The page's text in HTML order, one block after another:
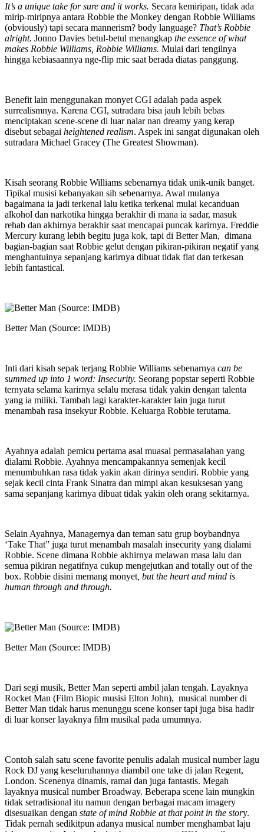
It’s a unique take for sure and it works. Secara kemiripan, tidak ada
mirip-miripnya antara Robbie the Monkey dengan Robbie Williams
(obviously) tapi secara mannerism? body language? That’s Robbie
alright. Jonno Davies betul-betul menangkap the essence of what
makes Robbie Williams, Robbie Williams. Mulai dari tengilnya
hingga kebiasaannya nge-flip mic saat berada diatas panggung.
Benefit lain menggunakan monyet CGI adalah pada aspek
surrealismnya. Karena CGI, sutradara bisa jauh lebih bebas
menciptakan scene-scene di luar nalar nan dreamy yang kerap
disebut sebagai heightened realism. Aspek ini sangat digunakan oleh
sutradara Michael Gracey (The Greatest Showman).
Kisah seorang Robbie Williams sebenarnya tidak unik-unik banget.
Tipikal musisi kebanyakan sih sebenarnya. Awal mulanya
bagaimana ia jadi terkenal lalu ketika terkenal mulai kecanduan
alkohol dan narkotika hingga berakhir di mana ia sadar, masuk
rehab dan akhirnya berakhir saat mencapai puncak karirnya. Freddie
Mercury kurang lebih begitu juga kok, tapi di Better Man, dimana
bagian-bagian saat Robbie gelut dengan pikiran-pikiran negatif yang
menghantuinya sepanjang karirnya dibuat tidak flat dan terkesan
lebih fantastical.
Better Man (Source: IMDB)
Inti dari kisah sepak terjang Robbie Williams sebenarnya can be
summed up into 1 word: Insecurity. Seorang popstar seperti Robbie
ternyata selama karirnya selalu merasa tidak yakin dengan talenta
yang ia miliki. Tambah lagi karakter-karakter lain juga turut
menambah rasa insekyur Robbie. Keluarga Robbie terutama.
Ayahnya adalah pemicu pertama asal muasal permasalahan yang
dialami Robbie. Ayahnya mencampakannya semenjak kecil
menumbuhkan rasa tidak yakin akan dirinya sendiri. Robbie yang
sejak kecil cinta Frank Sinatra dan mimpi akan kesuksesan yang
sama sepanjang karirnya dibuat tidak yakin oleh orang sekitarnya.
Selain Ayahnya, Managernya dan teman satu grup boybandnya
‘Take That” juga turut menambah masalah insecurity yang dialami
Robbie. Scene dimana Robbie akhirnya melawan masa lalu dan
semua pikiran negatifnya cukup mengejutkan and totally out of the
box. Robbie disini memang monyet , but the heart and mind is
human through and through.
Better Man (Source: IMDB)
Dari segi musik, Better Man seperti ambil jalan tengah. Layaknya
Rocket Man (Film Biopic musisi Elton John), musical number di
Better Man tidak harus menunggu scene konser tapi juga bisa hadir
di luar konser layaknya film musikal pada umumnya.
Contoh salah satu scene favorite penulis adalah musical number lagu
Rock DJ yang keseluruhannya diambil one take di jalan Regent,
London. Scenenya dinamis, ramai dan juga fantastis. Megah
layaknya musical number Broadway. Beberapa scene lain mungkin
tidak setradisional itu namun dengan berbagai macam imagery
disesuaikan dengan state of mind Robbie at that point in the story.
Tidak pernah sedikitpun adanya musical number menghambat laju